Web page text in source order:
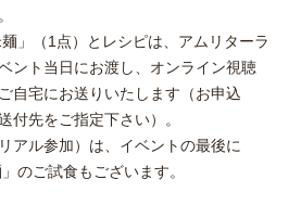
」（1点）とレシピは、アムリターラ
ント当日にお渡し、オンライン視聴
自宅にお送りいたします（お申込
付先をご指定下さい）。
アル参加）は、イベントの最後に
のご試食もございます。